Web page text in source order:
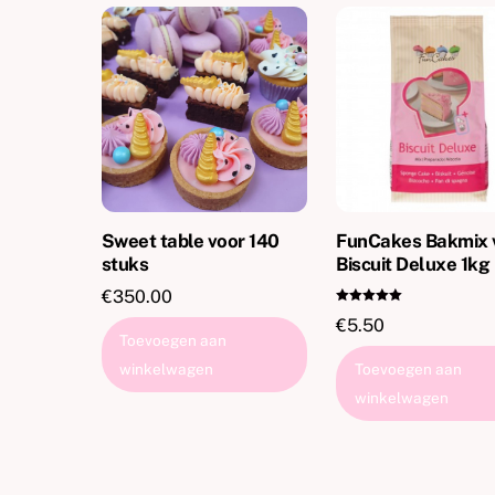
Sweet table voor 140
stuks
€350.00
Toevoegen aan
winkelwagen
FunCakes Bakmix
Biscuit Deluxe 1kg
d
uit 5
€5.50
Toevoegen aan
winkelwagen